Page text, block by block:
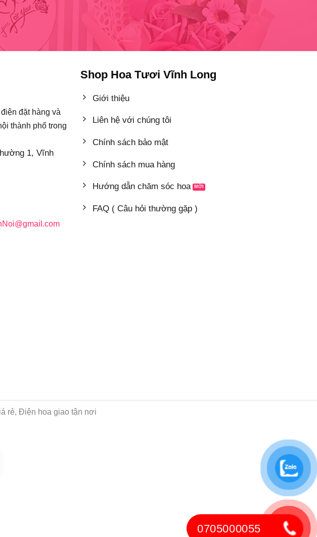
đặt hàng và
thành phố trong
1, Vĩnh
Shop Hoa Tươi Vĩnh Long
Giới thiệu
Liên hệ với chúng tôi
Chính sách bảo mật
Chính sách mua hàng
Hướng dẫn chăm sóc hoa
FAQ ( Câu hỏi thường gặp )
rẻ, Điện hoa giao tận nơi
0705000055